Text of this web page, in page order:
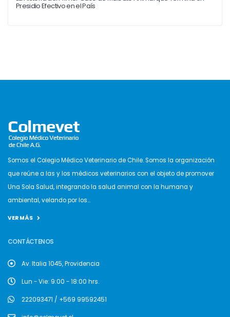
Presidio Efectivo en el País
Somos el Colegio Médico Veterinario de Chile. Somos la organización
que reúne a las y los médicos veterinarios con el objeto de promover
Una Sola Salud, integrando la salud animal con la humana y
ambiental, velando por los...
VER MÁS
CONTÁCTENOS
Av. Italia 1045, Providencia
Lun - Vie: 9:00 - 18:00 hrs.
222093471 / +569 99592451